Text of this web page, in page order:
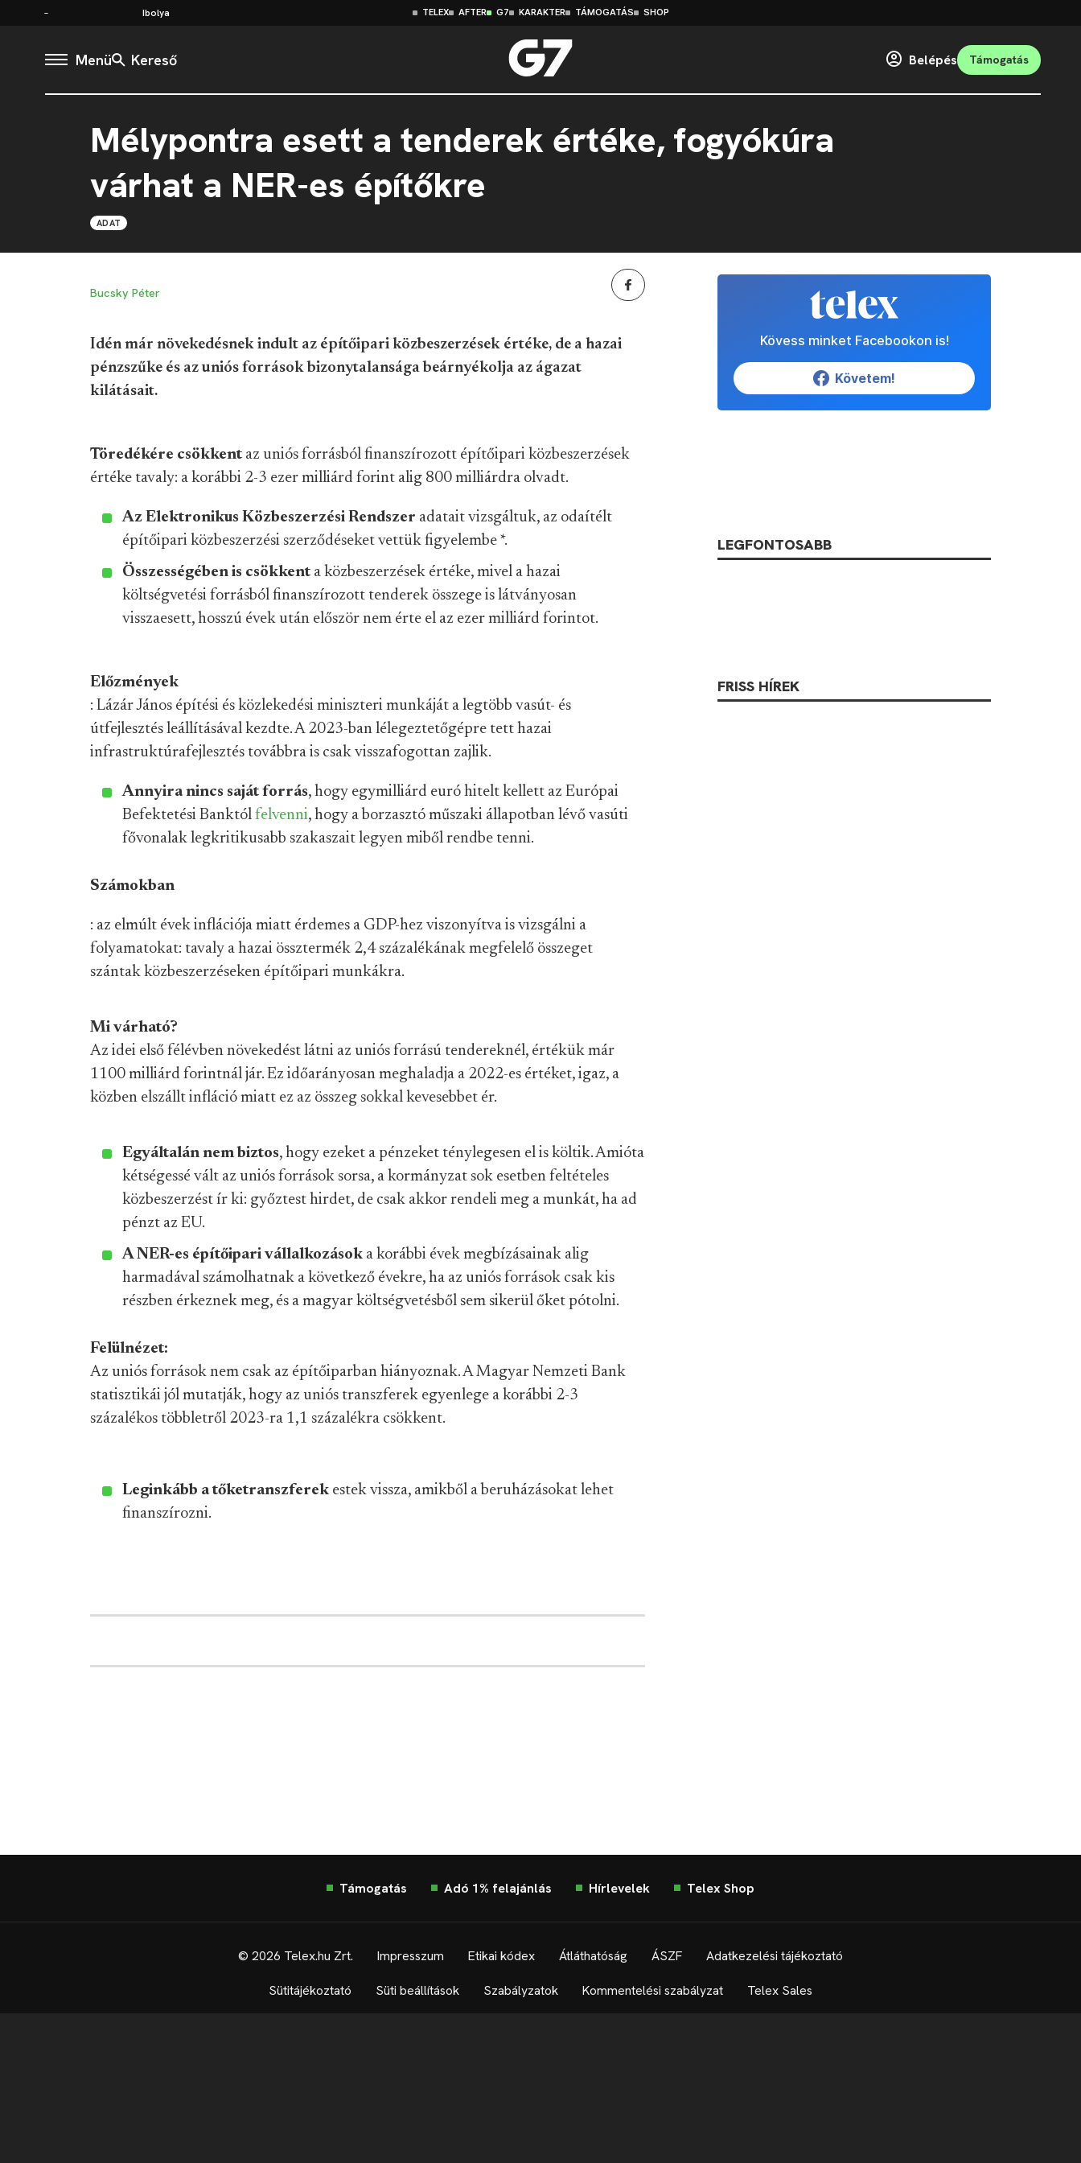
Ibolya TELEX AFTER G7 KARAKTER TÁMOGATÁS SHOP
Menü Kereső Belépés Támogatás
Mélypontra esett a tenderek értéke, fogyókúra
várhat a NER-es építőkre
ADAT
Bucsky Péter
Idén már növekedésnek indult az építőipari közbeszerzések értéke, de a hazai
pénzszűke és az uniós források bizonytalansága beárnyékolja az ágazat
kilátásait.
Töredékére csökkent az uniós forrásból finanszírozott építőipari közbeszerzések
értéke tavaly: a korábbi 2-3 ezer milliárd forint alig 800 milliárdra olvadt.
Az Elektronikus Közbeszerzési Rendszer adatait vizsgáltuk, az odaítélt
építőipari közbeszerzési szerződéseket vettük figyelembe *.
Összességében is csökkent a közbeszerzések értéke, mivel a hazai
költségvetési forrásból finanszírozott tenderek összege is látványosan
visszaesett, hosszú évek után először nem érte el az ezer milliárd forintot.
Előzmények
: Lázár János építési és közlekedési miniszteri munkáját a legtöbb vasút- és
útfejlesztés leállításával kezdte. A 2023-ban lélegeztetőgépre tett hazai
infrastruktúrafejlesztés továbbra is csak visszafogottan zajlik.
Annyira nincs saját forrás, hogy egymilliárd euró hitelt kellett az Európai
Befektetési Banktól felvenni, hogy a borzasztó műszaki állapotban lévő vasúti
fővonalak legkritikusabb szakaszait legyen miből rendbe tenni.
Számokban
: az elmúlt évek inflációja miatt érdemes a GDP-hez viszonyítva is vizsgálni a
folyamatokat: tavaly a hazai össztermék 2,4 százalékának megfelelő összeget
szántak közbeszerzéseken építőipari munkákra.
Mi várható?
Az idei első félévben növekedést látni az uniós forrású tendereknél, értékük már
1100 milliárd forintnál jár. Ez időarányosan meghaladja a 2022-es értéket, igaz, a
közben elszállt infláció miatt ez az összeg sokkal kevesebbet ér.
Egyáltalán nem biztos, hogy ezeket a pénzeket ténylegesen el is költik. Amióta
kétségessé vált az uniós források sorsa, a kormányzat sok esetben feltételes
közbeszerzést ír ki: győztest hirdet, de csak akkor rendeli meg a munkát, ha ad
pénzt az EU.
A NER-es építőipari vállalkozások a korábbi évek megbízásainak alig
harmadával számolhatnak a következő évekre, ha az uniós források csak kis
részben érkeznek meg, és a magyar költségvetésből sem sikerül őket pótolni.
Felülnézet:
Az uniós források nem csak az építőiparban hiányoznak. A Magyar Nemzeti Bank
statisztikái jól mutatják, hogy az uniós transzferek egyenlege a korábbi 2-3
százalékos többletről 2023-ra 1,1 százalékra csökkent.
Leginkább a tőketranszferek estek vissza, amikből a beruházásokat lehet
finanszírozni.
Kövess minket Facebookon is!
Követem!
LEGFONTOSABB
FRISS HÍREK
Támogatás Adó 1% felajánlás Hírlevelek Telex Shop
© 2026 Telex.hu Zrt. Impresszum Etikai kódex Átláthatóság ÁSZF Adatkezelési tájékoztató
Sütitájékoztató Süti beállítások Szabályzatok Kommentelési szabályzat Telex Sales